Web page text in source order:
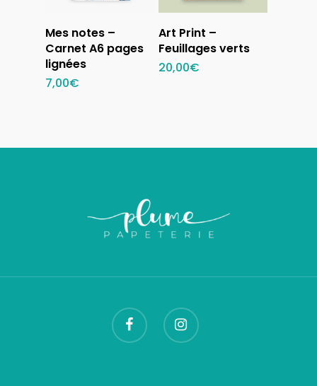
Ajouter au
panier
Mes notes –
Carnet A6 pages
lignées
7,00€
Ajouter au
panier
Art Print –
Feuillages verts
20,00€